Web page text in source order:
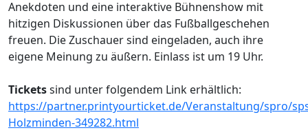
Anekdoten und eine interaktive Bühnenshow mit
hitzigen Diskussionen über das Fußballgeschehen
freuen. Die Zuschauer sind eingeladen, auch ihre
eigene Meinung zu äußern. Einlass ist um 19 Uhr.
Ticketssind unter folgendem Link erhältlich:
https://partner.printyourticket.de/Veranstaltung/spro/
Holzminden-349282.html